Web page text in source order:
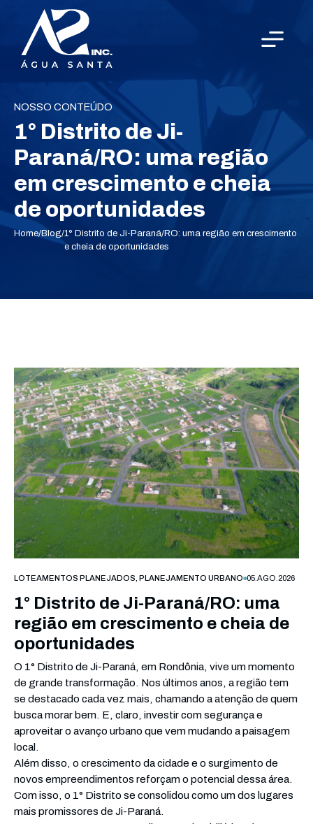
NOSSO CONTEÚDO
1° Distrito de Ji-
Paraná/RO: uma região
em crescimento e cheia
de oportunidades
Home/Blog/1° Distrito de Ji-Paraná/RO: uma região em crescimento
e cheia de oportunidades
LOTEAMENTOS PLANEJADOS PLANEJAMENTO URBANO 05.AGO.2026
1° Distrito de Ji-Paraná/RO: uma
região em crescimento e cheia de
oportunidades
O 1° Distrito de Ji-Paraná, em Rondônia, vive um momento
de grande transformação. Nos últimos anos, a região tem
se destacado cada vez mais, chamando a atenção de quem
busca morar bem. E, claro, investir com segurança e
aproveitar o avanço urbano que vem mudando a paisagem
local.
Além disso, o crescimento da cidade e o surgimento de
novos empreendimentos reforçam o potencial dessa área.
Com isso, o 1° Distrito se consolidou como um dos lugares
mais promissores de Ji-Paraná.